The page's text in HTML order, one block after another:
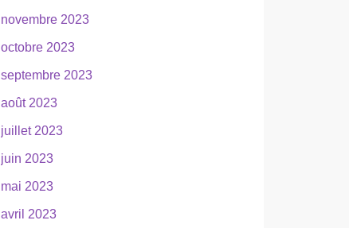
novembre 2023
octobre 2023
septembre 2023
août 2023
juillet 2023
juin 2023
mai 2023
avril 2023